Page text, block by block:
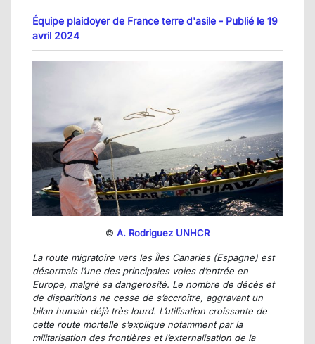
Équipe plaidoyer de France terre d'asile - Publié le 19
avril 2024
© A. Rodriguez UNHCR
La route migratoire vers les Îles Canaries (Espagne) est
désormais l’une des principales voies d’entrée en
Europe, malgré sa dangerosité. Le nombre de décès et
de disparitions ne cesse de s’accroître, aggravant un
bilan humain déjà très lourd. L’utilisation croissante de
cette route mortelle s’explique notamment par la
militarisation des frontières et l’externalisation de la